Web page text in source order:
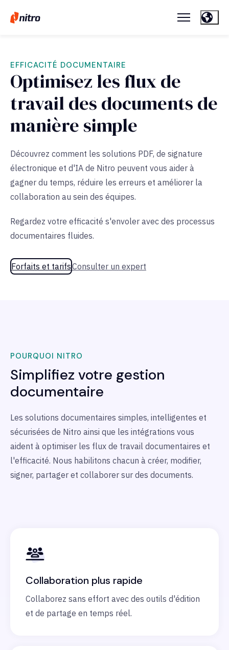
EFFICACITÉ DOCUMENTAIRE
Optimisez les flux de
travail des documents de
manière simple
Découvrez comment les solutions PDF, de signature
électronique et d'IA de Nitro peuvent vous aider à
gagner du temps, réduire les erreurs et améliorer la
collaboration au sein des équipes.
Regardez votre efficacité s'envoler avec des processus
documentaires fluides.
Forfaits et tarifsConsulter un expert
POURQUOI NITRO
Simplifiez votre gestion
documentaire
Les solutions documentaires simples, intelligentes et
sécurisées de Nitro ainsi que les intégrations vous
aident à optimiser les flux de travail documentaires et
l'efficacité. Nous habilitons chacun à créer, modifier,
signer, partager et collaborer sur des documents.
Collaboration plus rapide
Collaborez sans effort avec des outils d'édition
et de partage en temps réel.